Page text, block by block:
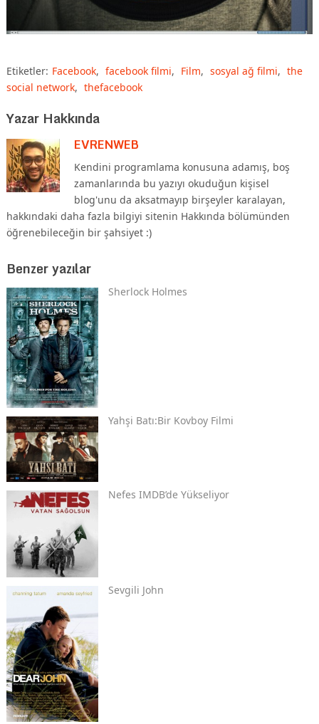
Etiketler: Facebook, facebook filmi, Film, sosyal ağ filmi, the
social network, thefacebook
Yazar Hakkında
EVRENWEB
Kendini programlama konusuna adamış, boş
zamanlarında bu yazıyı okuduğun kişisel
blog'unu da aksatmayıp birşeyler karalayan,
hakkındaki daha fazla bilgiyi sitenin Hakkında bölümünden
öğrenebileceğin bir şahsiyet :)
Benzer yazılar
Sherlock Holmes
Yahşi Batı:Bir Kovboy Filmi
Nefes IMDB’de Yükseliyor
Sevgili John